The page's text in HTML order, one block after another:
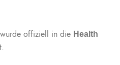
offiziell in die Health